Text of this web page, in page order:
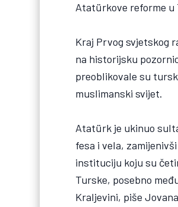
Atatürkove reforme u
Kraj Prvog svjetskog
na historijsku
preoblikovale su
muslimanski svijet.
Atatürk je ukinuo
fesa i vela,
instituciju koju su
Turske, posebno
Kraljevini, piše